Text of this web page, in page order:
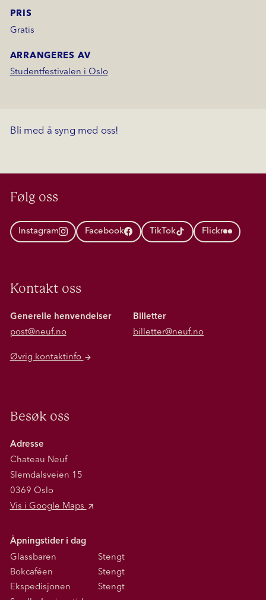
PRIS
Gratis
ARRANGERES AV
Studentfestivalen i Oslo
Bli med å syng med oss!
Følg oss
Instagram Facebook TikTok Flickr
Kontakt oss
Generelle henvendelser
post@neuf.no
Billetter
billetter@neuf.no
Øvrig kontaktinfo
Besøk oss
Adresse
Chateau Neuf
Slemdalsveien 15
0369 Oslo
Vis i Google Maps
Åpningstider i dag
Glassbaren
Stengt
Bokcaféen
Stengt
Ekspedisjonen
Stengt